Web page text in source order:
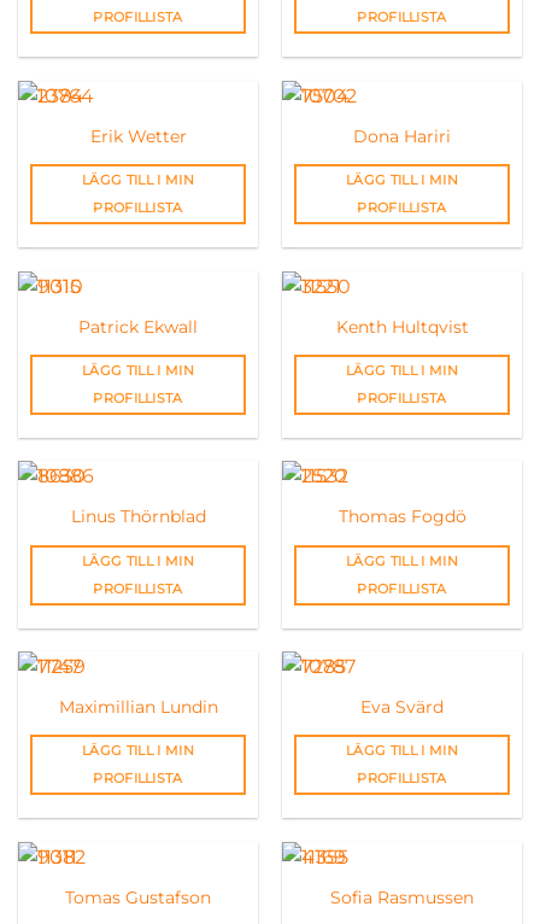
PROFILLISTA
PROFILLISTA
Erik Wetter
LÄGG TILL I MIN
PROFILLISTA
Dona Hariri
LÄGG TILL I MIN
PROFILLISTA
Patrick Ekwall
LÄGG TILL I MIN
PROFILLISTA
Kenth Hultqvist
LÄGG TILL I MIN
PROFILLISTA
Linus Thörnblad
LÄGG TILL I MIN
PROFILLISTA
Thomas Fogdö
LÄGG TILL I MIN
PROFILLISTA
Maximillian Lundin
LÄGG TILL I MIN
PROFILLISTA
Eva Svärd
LÄGG TILL I MIN
PROFILLISTA
Tomas Gustafson Sofia Rasmussen